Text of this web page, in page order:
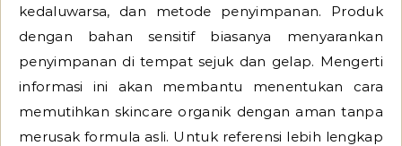
kedaluwarsa, dan metode penyimpanan. Produk
dengan bahan sensitif biasanya menyarankan
penyimpanan di tempat sejuk dan gelap. Mengerti
informasi ini akan membantu menentukan cara
memutihkan skincare organik dengan aman tanpa
merusak formula asli. Untuk referensi lebih lengkap